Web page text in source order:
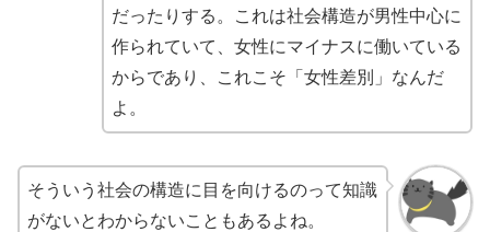
だったりする。これは社会構造が男性中心に
作られていて、女性にマイナスに働いている
からであり、これこそ「女性差別」なんだ
よ。
そういう社会の構造に目を向けるのって知識
がないとわからないこともあるよね。